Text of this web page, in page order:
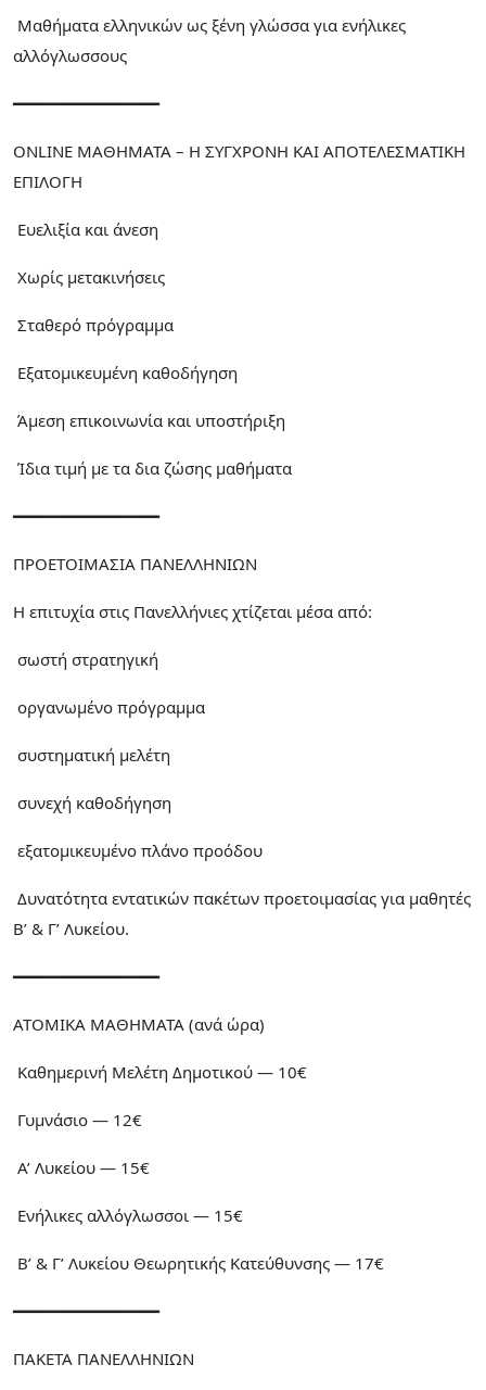
Μαθήματα ελληνικών ως ξένη γλώσσα για ενήλικες
αλλόγλωσσους
━━━━━━━━━━━━━━━
ONLINE ΜΑΘΗΜΑΤΑ – Η ΣΥΓΧΡΟΝΗ ΚΑΙ ΑΠΟΤΕΛΕΣΜΑΤΙΚΗ
ΕΠΙΛΟΓΗ
Ευελιξία και άνεση
Χωρίς μετακινήσεις
Σταθερό πρόγραμμα
Εξατομικευμένη καθοδήγηση
Άμεση επικοινωνία και υποστήριξη
Ίδια τιμή με τα δια ζώσης μαθήματα
━━━━━━━━━━━━━━━
ΠΡΟΕΤΟΙΜΑΣΙΑ ΠΑΝΕΛΛΗΝΙΩΝ
Η επιτυχία στις Πανελλήνιες χτίζεται μέσα από:
σωστή στρατηγική
οργανωμένο πρόγραμμα
συστηματική μελέτη
συνεχή καθοδήγηση
εξατομικευμένο πλάνο προόδου
Δυνατότητα εντατικών πακέτων προετοιμασίας για μαθητές
Β’ & Γ’ Λυκείου.
━━━━━━━━━━━━━━━
ΑΤΟΜΙΚΑ ΜΑΘΗΜΑΤΑ (ανά ώρα)
Καθημερινή Μελέτη Δημοτικού — 10€
Γυμνάσιο — 12€
Α’ Λυκείου — 15€
Ενήλικες αλλόγλωσσοι — 15€
Β’ & Γ’ Λυκείου Θεωρητικής Κατεύθυνσης — 17€
━━━━━━━━━━━━━━━
ΠΑΚΕΤΑ ΠΑΝΕΛΛΗΝΙΩΝ